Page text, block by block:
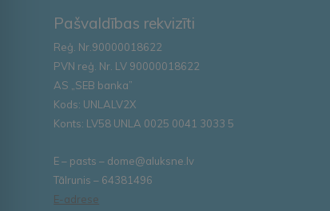
Pašvaldības rekvizīti
Reģ. Nr.90000018622
PVN reģ. Nr. LV 90000018622
AS „SEB banka”
Kods: UNLALV2X
Konts: LV58 UNLA 0025 0041 3033 5
E – pasts – dome@aluksne.lv
Tālrunis – 64381496
E-adrese